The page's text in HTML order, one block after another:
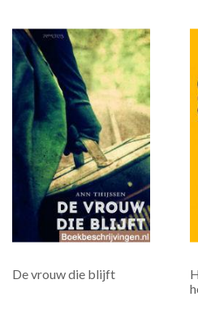
De vrouw die blijft